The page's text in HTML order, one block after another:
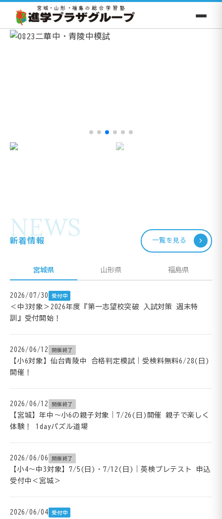
NEWS
新着情報 一覧を見る
宮城県 山形県 福島県
2026/07/30 受付中
＜中3対象＞2026年度『第一志望校突破 入試対策 週末特
訓』受付開始！
2026/06/12 開催終了
【小6対象】仙台青陵中 合格判定模試｜受検料無料6/28(日)
開催！
2026/06/12 開催終了
【宮城】年中～小6の親子対象｜7/26(日)開催 親子で楽しく
体験！ 1dayパズル道場
2026/06/06 開催終了
【小4～中3対象】7/5(日)・7/12(日)｜英検プレテスト 申込
受付中＜宮城＞
2026/06/04 受付中